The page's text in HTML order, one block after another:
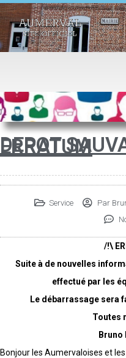
DEPOT
ERRATUM
Service Par
/!\
Suite à de nouvelles
effectué par les
Le débarrassage sera
Toutes
Bruno
Bonjour les Aumervaloises et